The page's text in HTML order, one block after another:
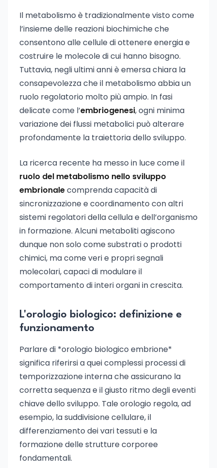
Il metabolismo è tradizionalmente visto come
l’insieme delle reazioni biochimiche che
consentono alle cellule di ottenere energia e
costruire le molecole di cui hanno bisogno.
Tuttavia, negli ultimi anni è emersa chiara la
consapevolezza che il metabolismo abbia un
ruolo regolatorio molto più ampio. In fasi
delicate come l’embriogenesi, ogni minima
variazione dei flussi metabolici può alterare
profondamente la traiettoria dello sviluppo.
La ricerca recente ha messo in luce come il
ruolo del metabolismo nello sviluppo
embrionalecomprenda capacità di
sincronizzazione e coordinamento con altri
sistemi regolatori della cellula e dell’organismo
in formazione. Alcuni metaboliti agiscono
dunque non solo come substrati o prodotti
chimici, ma come veri e propri segnali
molecolari, capaci di modulare il
comportamento di interi organi in crescita.
L'orologio biologico: definizione e
funzionamento
Parlare di *orologio biologico embrione*
significa riferirsi a quei complessi processi di
temporizzazione interna che assicurano la
corretta sequenza e il giusto ritmo degli eventi
chiave dello sviluppo. Tale orologio regola, ad
esempio, la suddivisione cellulare, il
differenziamento dei vari tessuti e la
formazione delle strutture corporee
fondamentali.